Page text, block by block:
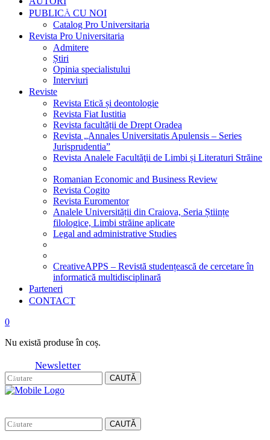
PUBLICĂ CU NOI
Catalog Pro Universitaria
Revista Pro Universitaria
Admitere
Știri
Opinia specialistului
Interviuri
Reviste
Revista Etică și deontologie
Revista Fiat Iustitia
Revista facultății de Drept Oradea
Revista „Annales Universitatis Apulensis – Series
Jurisprudentia”
Revista Analele Facultăţii de Limbi și Literaturi Străine
Romanian Economic and Business Review
Revista Cogito
Revista Euromentor
Analele Universității din Craiova, Seria Științe
filologice, Limbi străine aplicate
Legal and administrative Studies
CreativeAPPS – Revistă studențească de cercetare în
informatică multidisciplinară
Parteneri
CONTACT
0
Nu există produse în coș.
Newsletter
CAUTĂ
CAUTĂ